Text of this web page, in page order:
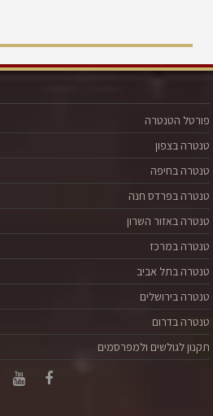
פורטל הטנטרה
טנטרה בצפון
טנטרה בחיפה
טנטרה בפרדס חנה
טנטרה באזור השרון
טנטרה במרכז
טנטרה בתל אביב
טנטרה בירושלים
טנטרה בדרום
תקנון לגולשים ולמפרסמים